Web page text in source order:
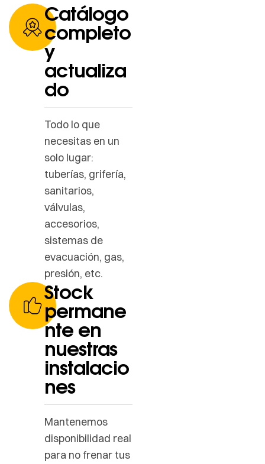
Catálogo
completo
y
actualiza
do
Todo lo que
necesitas en un
solo lugar:
tuberías, grifería,
sanitarios,
válvulas,
accesorios,
sistemas de
evacuación, gas,
presión, etc.
Stock
permane
nte en
nuestras
instalacio
nes
Mantenemos
disponibilidad real
para no frenar tus